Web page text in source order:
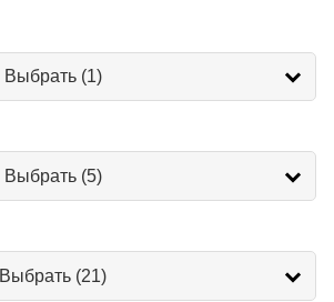
Выбрать (1)
Выбрать (5)
Выбрать (21)